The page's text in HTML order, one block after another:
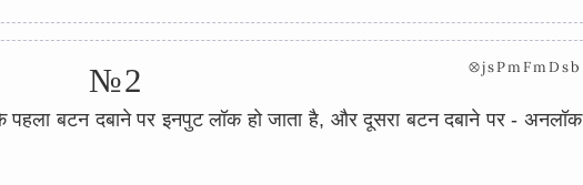
№2 ⊗jsPmFmDsb
पहला बटन दबाने पर इनपुट लॉक हो जाता है, और दूसरा बटन दबाने पर - अनलॉक